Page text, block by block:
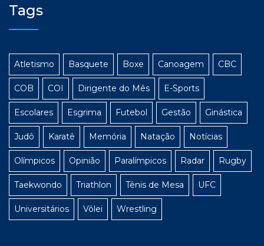
Tags
Atletismo Basquete Boxe Canoagem CBC
COB COI Dirigente do Mês E-Sports
Escolares Esgrima Futebol Gestão Ginástica
Judô Karatê Memória Natação Notícias
Olímpicos Opinião Paralímpicos Radar Rugby
Taekwondo Triathlon Tênis de Mesa UFC
Universitários Vôlei Wrestling